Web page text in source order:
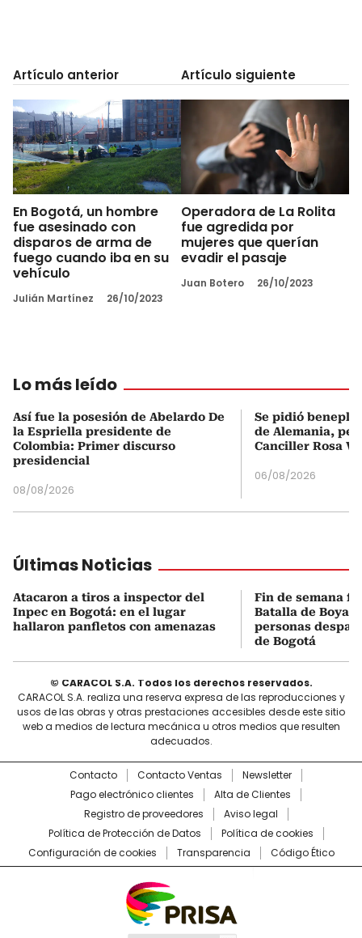
Artículo anterior
En Bogotá, un hombre
fue asesinado con
disparos de arma de
fuego cuando iba en su
vehículo
Julián Martínez 26/10/2023
Artículo siguiente
Operadora de La Rolita
fue agredida por
mujeres que querían
evadir el pasaje
Juan Botero 26/10/2023
Lo más leído
Así fue la posesión de Abelardo De
la Espriella presidente de
Colombia: Primer discurso
presidencial
08/08/2026
Se pidió
de Alemania,
Canciller Rosa
06/08/2026
Últimas Noticias
Atacaron a tiros a inspector del
Inpec en Bogotá: en el lugar
hallaron panfletos con amenazas
Fin de semana
Batalla de
personas
de Bogotá
© CARACOL S.A. Todos los derechos reservados.
CARACOL S.A. realiza una reserva expresa de las reproducciones y
usos de las obras y otras prestaciones accesibles desde este sitio
web a medios de lectura mecánica u otros medios que resulten
adecuados.
Contacto Contacto Ventas
Newsletter
Pago electrónico clientes
Alta de Clientes
Registro de proveedores
Aviso legal
Política de Protección de Datos
Política de cookies
Configuración de cookies
Transparencia Código Ético